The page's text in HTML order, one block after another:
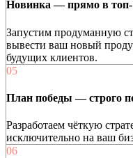
Новинка — прямо в топ-
Запустим продуманную
вывести ваш новый
будущих клиентов.
05
План победы — строго
Разработаем чёткую
исключительно на ваш
06